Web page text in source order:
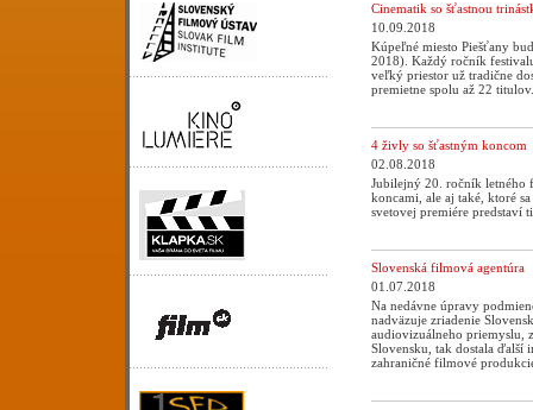
Cinematik so šťastnou
10.09.2018
Kúpeľné miesto Piešťany
2018). Každý ročník
veľký priestor už tradične
premietne spolu až 22 titulov.
4 živly so šťastným koncom
02.08.2018
Jubilejný 20. ročník letného
koncami, ale aj také, ktoré
svetovej premiére
Slovenská filmová agentúra
01.07.2018
Na nedávne úpravy
nadväzuje zriadenie
audiovizuálneho priemyslu,
Slovensku, tak dostala ďalší
zahraničné filmové